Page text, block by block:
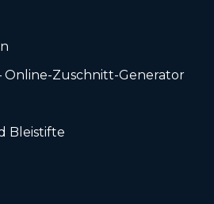
Online-Zuschnitt-Generator
Bleistifte